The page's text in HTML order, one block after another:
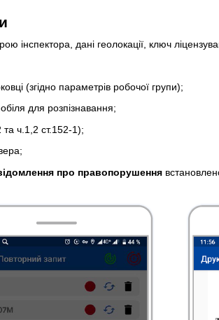
інспектора, дані геолокації, ключ
(згідно параметрів робочої групи);
для розпізнавання;
та ч.1,2 ст.152-1);
про правопорушення